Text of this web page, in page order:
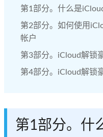
第1部分。什么是
第2部分。如何使用
帐户
第3部分。iCloud解锁
第4部分。iCloud解锁
第1部分。什